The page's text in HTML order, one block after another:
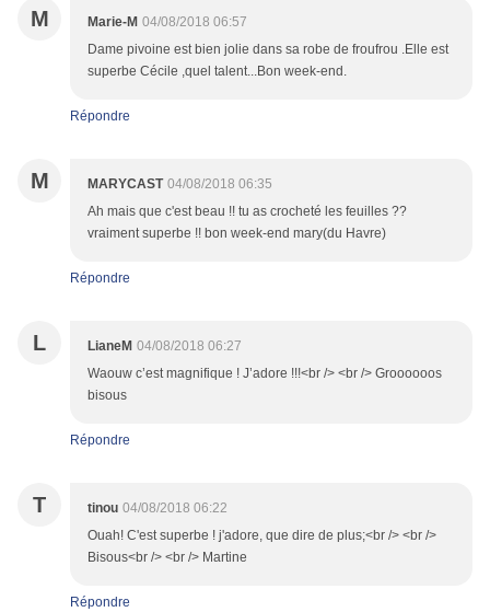
M Marie-M 04/08/2018 06:57
Dame pivoine est bien jolie dans sa robe de froufrou .Elle est
superbe Cécile ,quel talent...Bon week-end.
Répondre
M MARYCAST 04/08/2018 06:35
Ah mais que c'est beau !! tu as crocheté les feuilles ??
vraiment superbe !! bon week-end mary(du Havre)
Répondre
L LianeM 04/08/2018 06:27
Waouw c’est magnifique ! J’adore !!!<br /> <br /> Groooooos
bisous
Répondre
T tinou 04/08/2018 06:22
Ouah! C'est superbe ! j'adore, que dire de plus;<br /> <br />
Bisous<br /> <br /> Martine
Répondre